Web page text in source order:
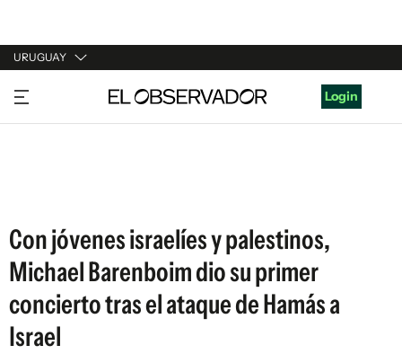
URUGUAY
URUGUAY
ARGENTINA
Login
Con jóvenes israelíes y palestinos,
Michael Barenboim dio su primer
concierto tras el ataque de Hamás a
Israel